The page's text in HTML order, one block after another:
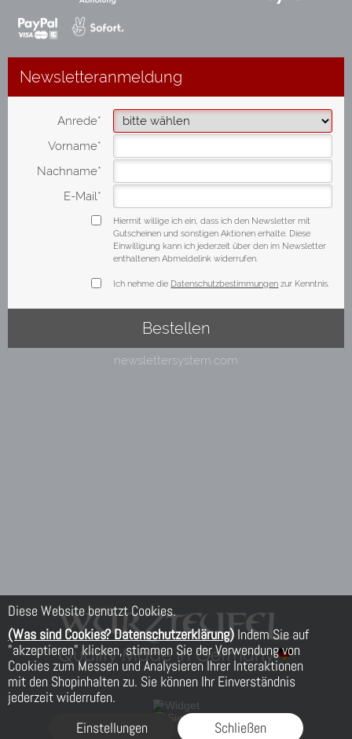
Diese Website benutzt Cookies.
(Was sind Cookies? Datenschutzerklärung) Indem Sie auf
"akzeptieren" klicken, stimmen Sie der Verwendung von
Cookies zum Messen und Analysieren Ihrer Interaktionen
mit den Shopinhalten zu. Sie können Ihr Einverständnis
jederzeit widerrufen.
Einstellungen
Schließen